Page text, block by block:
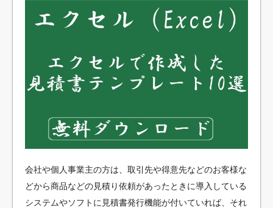
会社や個人事業主の方は、取引先や得意先などのお客様な
どから商品などの見積り依頼があったときに導入している
システムやソフトに見積書発行機能が付いていれば、それ